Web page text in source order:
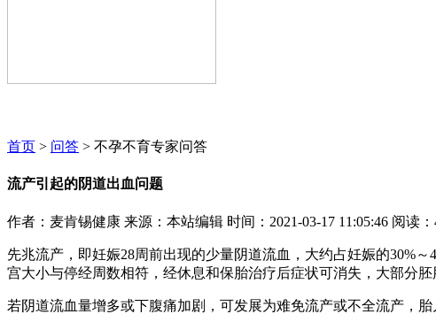
首页 > 问答 > 不孕不育专家问答
流产引起的阴道出血问题
作者：麦肯锡健康 来源：本站编辑 时间：2021-03-17 11:05:46 阅读：
先兆流产，即妊娠28周前出现的少量阴道流血，大约占妊娠的30%
宫大小与停经周数相符，经休息和保胎治疗后症状可消失，大部分胚
若阴道流血量增多或下腹痛加剧，可发展为难免流产或不全流产，